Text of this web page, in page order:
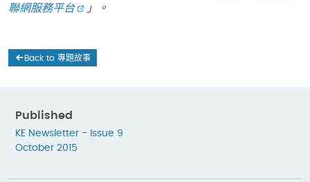
聯網服務平台
」。
Back to 專題故事
Published
KE Newsletter - Issue 9
October 2015